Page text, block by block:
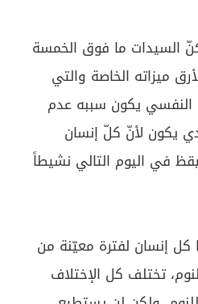
السيدات ما فوق الخمسة
ميزاته الخاصة والتي
النفسي يكون سببه عدم
يكون لأنّ كلّ إنسان
في اليوم التالي نشيطاً
إنسان لفترة معيّنة من
تختلف كل الإختلاف